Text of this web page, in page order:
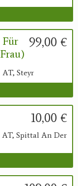
99,00 €
Für
AT, Steyr
10,00 €
AT, Spittal An Der